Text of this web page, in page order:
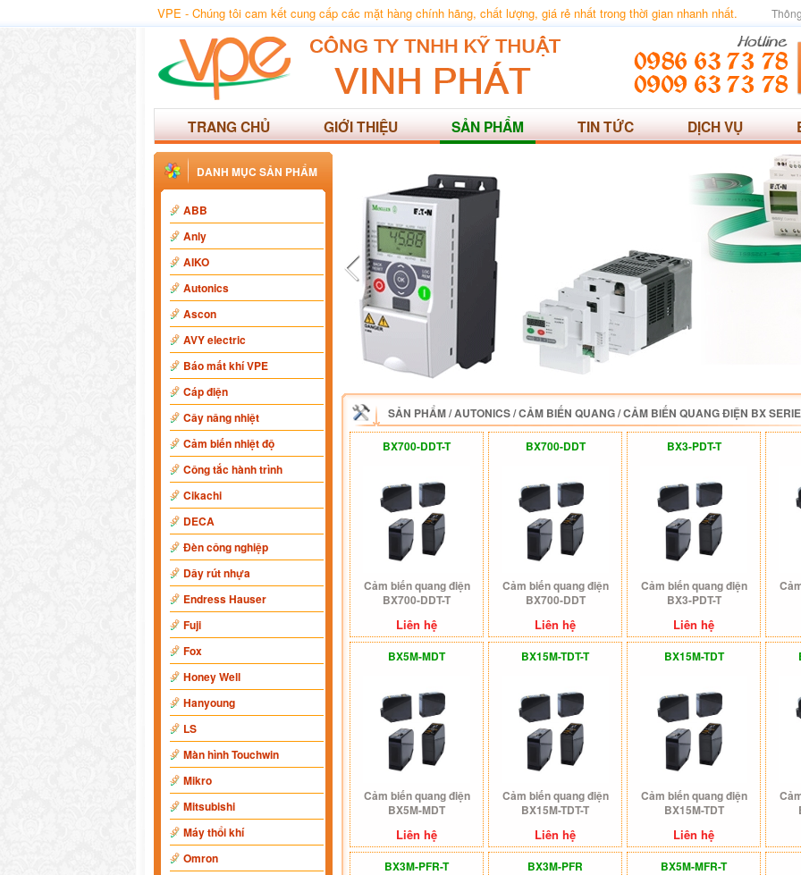
VPE - Chúng tôi cam kết cung cấp các mặt hàng chính hãng, chất lượng, giá rẻ nhất trong thời gian nhanh nhất.
TRANG CHỦ GIỚI THIỆU SẢN PHẨM TIN TỨC DỊCH VỤ
DANH MỤC SẢN PHẨM
ABB
Anly
AIKO
Autonics
Ascon
AVY electric
Báo mất khí VPE
Cáp điện
Cây nâng nhiệt
Cảm biến nhiệt độ
Công tắc hành trình
Cikachi
DECA
Đèn công nghiệp
Dây rút nhựa
Endress Hauser
Fuji
Fox
Honey Well
Hanyoung
LS
Màn hình Touchwin
Mikro
Mitsubishi
Máy thổi khí
Omron
SẢN PHẨM/AUTONICS/CẢM BIẾN QUANG/CẢM BIẾN QUANG ĐIỆN BX
BX700-DDT-T
Cảm biến quang điện
BX700-DDT-T
Liên hệ
BX700-DDT
Cảm biến quang điện
BX700-DDT
Liên hệ
BX3-PDT-T
Cảm biến quang điện
BX3-PDT-T
Liên hệ
BX5M-MDT
Cảm biến quang điện
BX5M-MDT
Liên hệ
BX15M-TDT-T
Cảm biến quang điện
BX15M-TDT-T
Liên hệ
BX15M-TDT
Cảm biến quang điện
BX15M-TDT
Liên hệ
BX3M-PFR-T BX3M-PFR BX5M-MFR-T